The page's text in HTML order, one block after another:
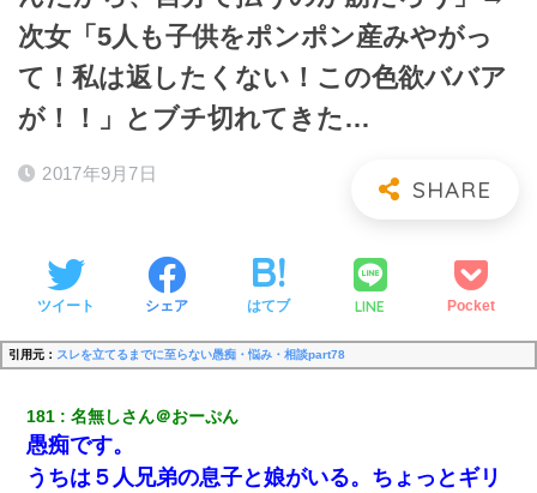
次女「5人も子供をポンポン産みやがっ
て！私は返したくない！この色欲ババア
が！！」とブチ切れてきた…
2017年9月7日
ツイート シェア はてブ LINE Pocket
引用元： スレを立てるまでに至らない愚痴・悩み・相談part78
181 名無しさん＠おーぷん
愚痴です。
うちは５人兄弟の息子と娘がいる。ちょっとギリ